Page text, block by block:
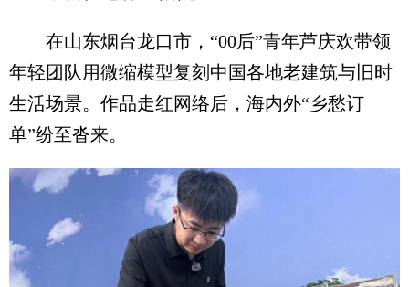
在山东烟台龙口市，“00后”青年芦庆欢带领
年轻团队用微缩模型复刻中国各地老建筑与旧时
生活场景。作品走红网络后，海内外“乡愁订
单”纷至沓来。